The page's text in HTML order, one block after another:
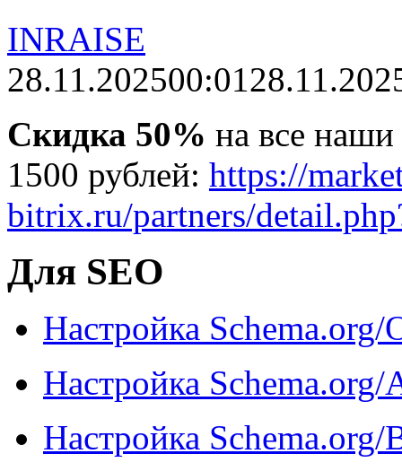
INRAISE
28.11.202500:01
Скидка 50% на все
1500 рублей: https://
bitrix.ru/partners/
Для SEO
Настройка Schema.org/
Настройка
Настройка